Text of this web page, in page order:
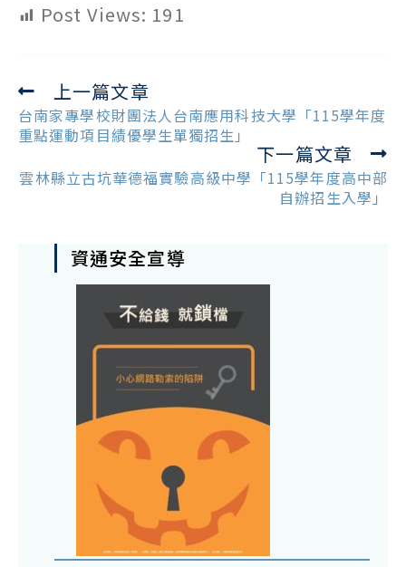
Post Views: 191
Read
more
articles
上一篇文章
台南家專學校財團法人台南應用科技大學「115學年度
重點運動項目績優學生單獨招生」
下一篇文章
雲林縣立古坑華德福實驗高級中學「115學年度高中部
自辦招生入學」
資通安全宣導